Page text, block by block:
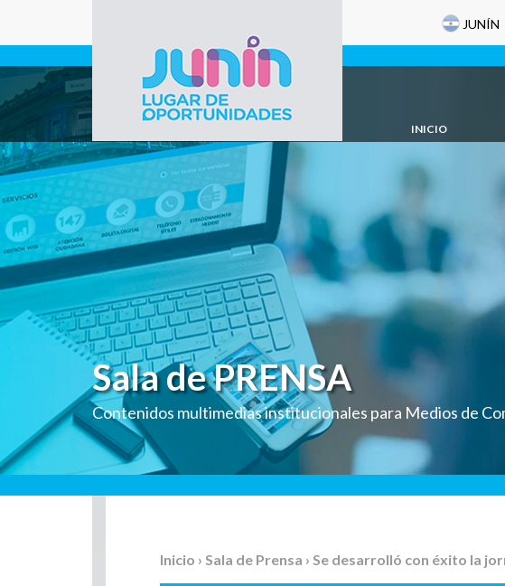
Gobierno de
Junín
INICIO
Sala de PRENSA
Contenidos multimedias institucionales para Medios de
Inicio › Sala de Prensa › Se desarrolló con éxito la